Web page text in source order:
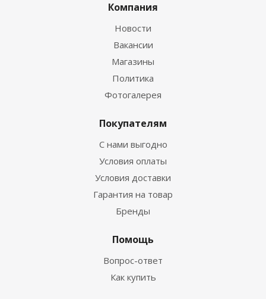
Компания
Новости
Вакансии
Магазины
Политика
Фотогалерея
Покупателям
С нами выгодно
Условия оплаты
Условия доставки
Гарантия на товар
Бренды
Помощь
Вопрос-ответ
Как купить